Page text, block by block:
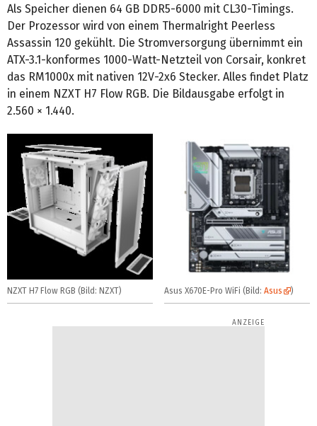
Als Speicher dienen 64 GB DDR5-6000 mit CL30-Timings.
Der Prozessor wird von einem Thermalright Peerless
Assassin 120 gekühlt. Die Stromversorgung übernimmt ein
ATX-3.1-konformes 1000-Watt-Netzteil von Corsair, konkret
das RM1000x mit nativen 12V-2x6 Stecker. Alles findet Platz
in einem NZXT H7 Flow RGB. Die Bildausgabe erfolgt in
2.560 × 1.440.
NZXT H7 Flow RGB (Bild: NZXT) Asus X670E-Pro WiFi (Bild: Asus )